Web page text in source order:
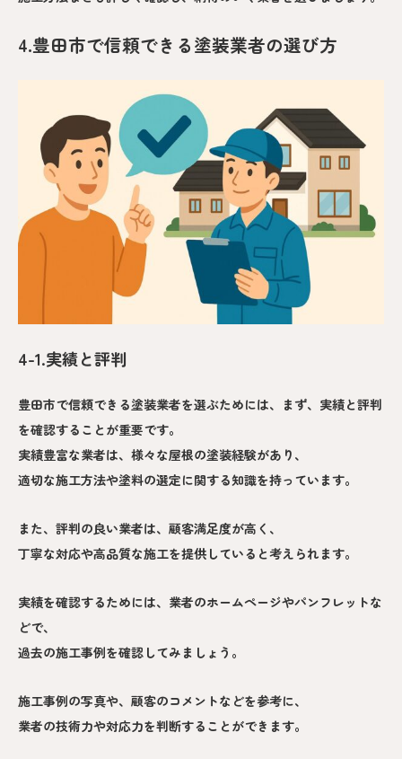
4.豊田市で信頼できる塗装業者の選び方
4-1.実績と評判
豊田市で信頼できる塗装業者を選ぶためには、まず、実績と評判
を確認することが重要です。
実績豊富な業者は、様々な屋根の塗装経験があり、
適切な施工方法や塗料の選定に関する知識を持っています。
また、評判の良い業者は、顧客満足度が高く、
丁寧な対応や高品質な施工を提供していると考えられます。
実績を確認するためには、業者のホームページやパンフレットな
どで、
過去の施工事例を確認してみましょう。
施工事例の写真や、顧客のコメントなどを参考に、
業者の技術力や対応力を判断することができます。